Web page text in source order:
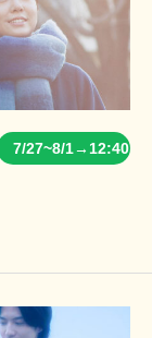
7/27~8/1→12:40